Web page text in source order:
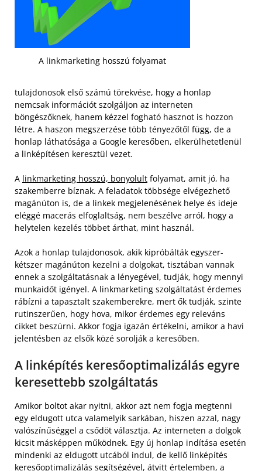
A linkmarketing hosszú folyamat
tulajdonosok első számú törekvése, hogy a honlap
nemcsak információt szolgáljon az interneten
böngészőknek, hanem kézzel fogható hasznot is hozzon
létre. A haszon megszerzése több tényezőtől függ, de a
honlap láthatósága a Google keresőben, elkerülhetetlenül
a linképítésen keresztül vezet.
A linkmarketing hosszú, bonyolult folyamat, amit jó, ha
szakemberre bíznak. A feladatok többsége elvégezhető
magánúton is, de a linkek megjelenésének helye és ideje
eléggé macerás elfoglaltság, nem beszélve arról, hogy a
helytelen kezelés többet árthat, mint használ.
Azok a honlap tulajdonosok, akik kipróbálták egyszer-
kétszer magánúton kezelni a dolgokat, tisztában vannak
ennek a szolgáltatásnak a lényegével, tudják, hogy mennyi
munkaidőt igényel. A linkmarketing szolgáltatást érdemes
rábízni a tapasztalt szakemberekre, mert ők tudják, szinte
rutinszerűen, hogy hova, mikor érdemes egy releváns
cikket beszúrni. Akkor fogja igazán értékelni, amikor a havi
jelentésben az elsők közé sorolják a keresőben.
A linképítés keresőoptimalizálás egyre
keresettebb szolgáltatás
Amikor boltot akar nyitni, akkor azt nem fogja megtenni
egy eldugott utca valamelyik sarkában, hiszen azzal, nagy
valószínűséggel a csődöt választja. Az interneten a dolgok
kicsit másképpen működnek. Egy új honlap indítása esetén
mindenki az eldugott utcából indul, de kellő linképítés
keresőoptimalizálás segítségével, átvitt értelemben, a